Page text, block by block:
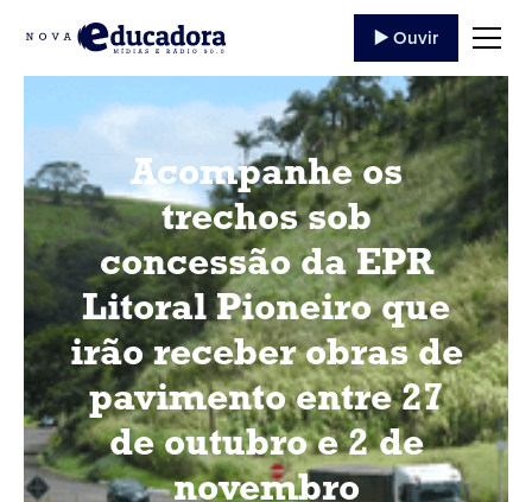
▶️ Ouvir
Acompanhe os
trechos sob
concessão da EPR
Litoral Pioneiro que
irão receber obras de
pavimento entre 27
de outubro e 2 de
novembro